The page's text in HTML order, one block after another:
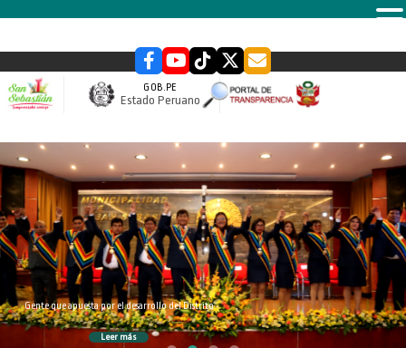
GOB.PE
Estado Peruano
slider
Gente que apuesta por el desarrollo del Distrito
Leer más